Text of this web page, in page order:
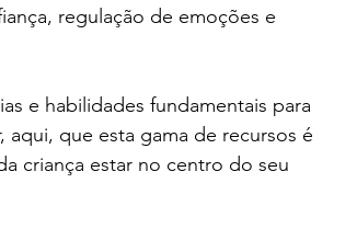
regulação de emoções e
e habilidades fundamentais para
aqui, que esta gama de recursos é
criança estar no centro do seu